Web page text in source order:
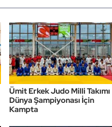
Ümit Erkek Judo Milli Takımı
Dünya Şampiyonası İçin
Kampta